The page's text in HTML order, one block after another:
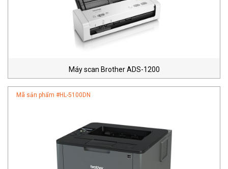
Máy scan Brother ADS-1200
Mã sản phẩm #HL-5100DN